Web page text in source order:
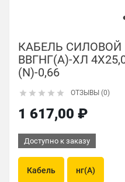
КАБЕЛЬ СИЛОВОЙ
ВВГНГ(А)-ХЛ
(N)-0,66
     ОТЗЫВЫ (0)
1 617,00 ₽
Доступно к заказу
Кабель нг(A)